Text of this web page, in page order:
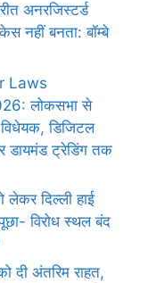
अनरजिस्टर्ड
नहीं बनता: बॉम्बे
Laws
लोकसभा से
डिजिटल
डायमंड ट्रेडिंग तक
लेकर दिल्ली हाई
विरोध स्थल बंद
दी अंतरिम राहत,